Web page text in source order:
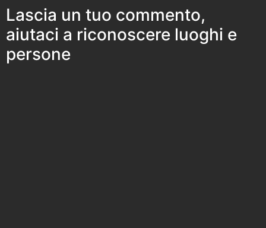
Lascia un tuo commento,
aiutaci a riconoscere luoghi e
persone